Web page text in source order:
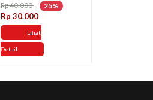
Rp 40.000 25%
Rp 30.000
Lihat
Detail